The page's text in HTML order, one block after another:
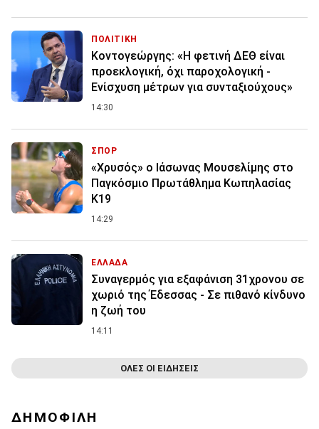
ΠΟΛΙΤΙΚΗ
Κοντογεώργης: «Η φετινή ΔΕΘ είναι
προεκλογική, όχι παροχολογική -
Ενίσχυση μέτρων για συνταξιούχους»
14:30
ΣΠΟΡ
«Χρυσός» ο Ιάσωνας Μουσελίμης στο
Παγκόσμιο Πρωτάθλημα Κωπηλασίας
Κ19
14:29
ΕΛΛΑΔΑ
Συναγερμός για εξαφάνιση 31χρονου σε
χωριό της Έδεσσας - Σε πιθανό κίνδυνο
η ζωή του
14:11
ΟΛΕΣ ΟΙ ΕΙΔΗΣΕΙΣ
ΔΗΜΟΦΙΛΗ